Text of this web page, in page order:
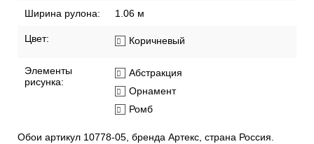
Ширина рулона: 1.06 м
Цвет: Коричневый
Элементы
рисунка:
Абстракция
Орнамент
Ромб
Обои артикул 10778-05, бренда Артекс, страна Россия.